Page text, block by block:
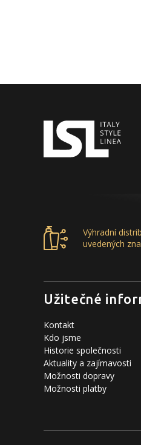
Výhradní
uvedených
Užitečné
Kontakt
Kdo jsme
Historie společnosti
Aktuality a zajímavosti
Možnosti dopravy
Možnosti platby